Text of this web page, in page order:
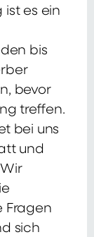
ist es ein
bis
bevor
treffen.
bei uns
und
Fragen
sich